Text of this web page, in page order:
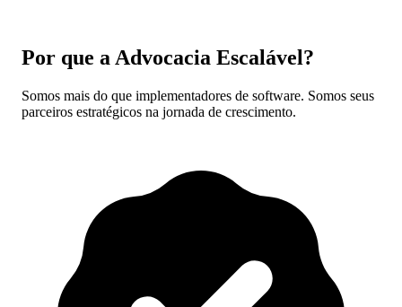
Por que a Advocacia Escalável?
Somos mais do que implementadores de software. Somos seus
parceiros estratégicos na jornada de crescimento.